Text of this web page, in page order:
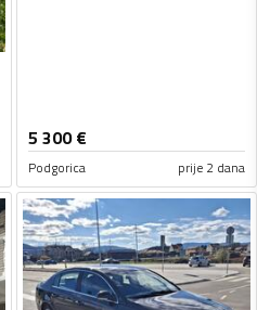
5 300€
Podgorica prije 2 dana